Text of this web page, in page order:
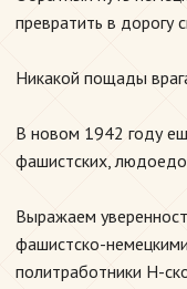
превратить в дорогу
Никакой пощады
В новом 1942 году
фашистских,
Выражаем
фашистско-
политработники Н-